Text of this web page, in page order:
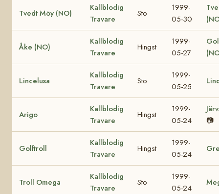
Tvedt Möy (NO)
Kallblodig
Travare
Sto
1999-
05-30
Åke (NO)
Kallblodig
Travare
Hingst
1999-
05-27
Lincelusa
Kallblodig
Travare
Sto
1999-
05-25
Arigo
Kallblodig
Travare
Hingst
1999-
05-24
📷
Golftroll
Kallblodig
Travare
Hingst
1999-
05-24
Troll Omega
Kallblodig
Travare
Sto
1999-
05-24